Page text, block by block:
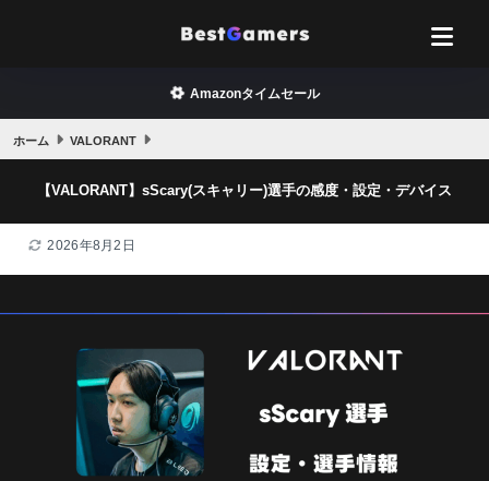
Amazonタイムセール
ホーム VALORANT
【VALORANT】sScary(スキャリー)選手の感度・設定・デバイス
2026年8月2日